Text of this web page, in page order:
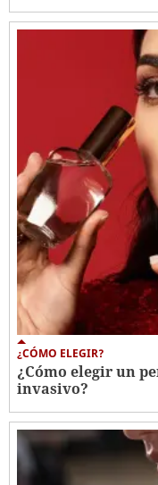
¿CÓMO ELEGIR?
¿Cómo elegir un
invasivo?